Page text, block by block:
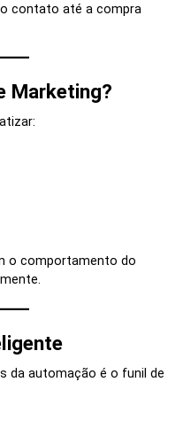
contato até a compra
Marketing?
o comportamento do
da automação é o funil de